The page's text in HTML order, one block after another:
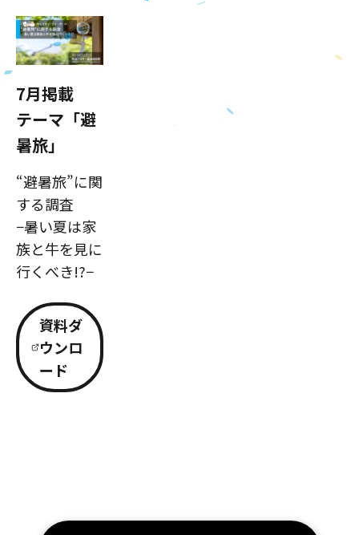
7月掲載
テーマ「避
暑旅」
“避暑旅”に関
する調査
−暑い夏は家
族と牛を見に
行くべき!?−
資料ダ
ウンロ
ード